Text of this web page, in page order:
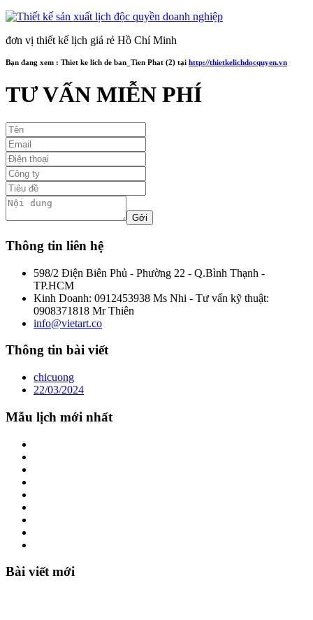
đơn vị thiết kế lịch giá rẻ Hồ Chí Minh
Bạn đang xem : Thiet ke lich de ban_Tien Phat (2) tại http://thietkelichdocquyen.vn
TƯ VẤN MIỄN PHÍ
Thông tin liên hệ
598/2 Điện Biên Phủ - Phường 22 - Q.Bình Thạnh -
TP.HCM
Kinh Doanh: 0912453938 Ms Nhi - Tư vấn kỹ thuật:
0908371818 Mr Thiên
info@vietart.co
Thông tin bài viết
chicuong
22/03/2024
Mẫu lịch mới nhất
Bài viết mới